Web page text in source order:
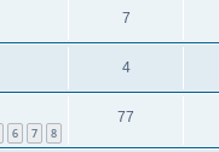
7
4
6 7 8
77